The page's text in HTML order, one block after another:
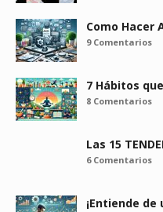
Como Hacer
9 Comentarios
7 Hábitos
8 Comentarios
Las 15
6 Comentarios
¡Entiende